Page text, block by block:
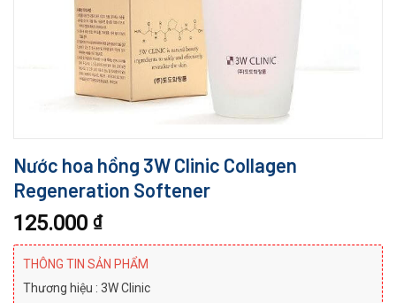
Nước hoa hồng 3W Clinic Collagen
Regeneration Softener
125.000 ₫
THÔNG TIN SẢN PHẨM
Thương hiệu : 3W Clinic